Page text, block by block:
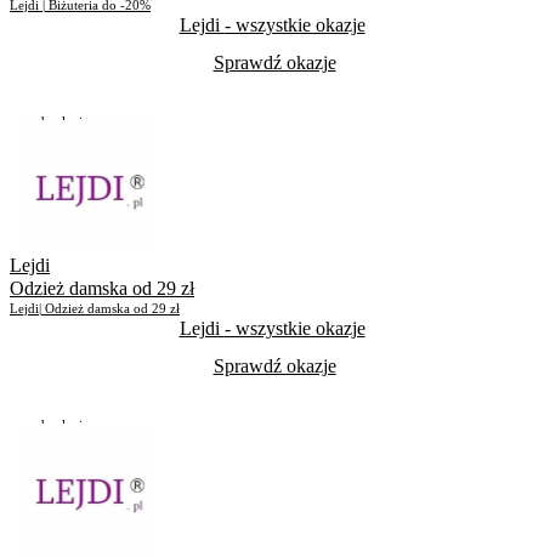
Lejdi | Biżuteria do -20%
Lejdi - wszystkie okazje
Sprawdź okazje
Do odwołania
Lejdi
Odzież damska od 29 zł
Lejdi| Odzież damska od 29 zł
Lejdi - wszystkie okazje
Sprawdź okazje
Do odwołania